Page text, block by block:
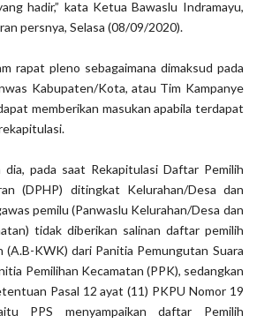
hadir,” kata Ketua Bawaslu Indramayu,
persnya, Selasa (08/09/2020).
rapat pleno sebagaimana dimaksud pada
Kabupaten/Kota, atau Tim Kampanye
memberikan masukan apabila terdapat
dia, pada saat Rekapitulasi Daftar Pemilih
(DPHP) ditingkat Kelurahan/Desa dan
pemilu (Panwaslu Kelurahan/Desa dan
tidak diberikan salinan daftar pemilih
(A.B-KWK) dari Panitia Pemungutan Suara
Pemilihan Kecamatan (PPK), sedangkan
Pasal 12 ayat (11) PKPU Nomor 19
PPS menyampaikan daftar Pemilih